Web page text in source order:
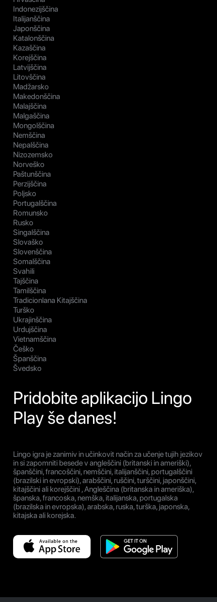
Indonezijščina
Italijanščina
Japonščina
Katalonščina
Kazaščina
Korejščina
Latvijščina
Litovščina
Madžarsko
Makedonščina
Malajščina
Malgaščina
Mongolščina
Nemščina
Nepalščina
Nizozemsko
Norveško
Paštunščina
Perzijščina
Poljsko
Portugalščina
Romunsko
Rusko
Singalščina
Slovaško
Slovenščina
Somalščina
Svahili
Tajščina
Tamilščina
Tradicionlana Kitajščina
Turško
Ukrajinščina
Urdujščina
Vietnamščina
Češko
Španščina
Švedsko
Pridobite aplikacijo Lingo
Play še danes!
Lingo igra je zanimiv in učinkovit način za učenje tujih jezikov
in si zapomniti besede v angleščini (britanski in ameriški),
španščini, francoščini, nemščini, italijanščini, portugalščini
(brazilski in evropski), arabščini, ruščini, turščini, japonščini,
kitajščini ali korejščini , Angleščina (britanska in ameriška),
španska, francoska, nemška, italijanska, portugalska
(brazilska in evropska), arabska, ruska, turška, japonska,
kitajska ali korejska.